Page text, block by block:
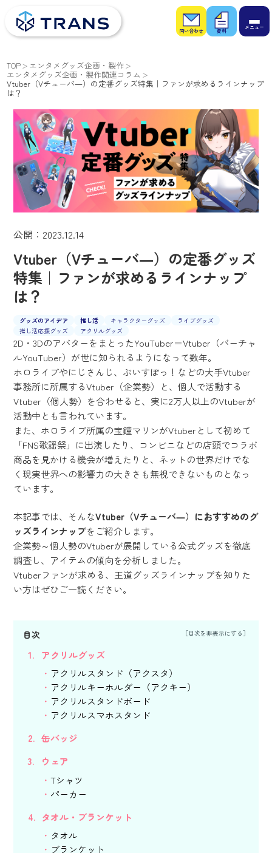
お問
い合
わせ
お役
立ち
資料
TOP エンタメグッズ企画・製作
エンタメグッズ企画・製作関連コラム
Vtuber（Vチューバ―）の定番グッズ特集｜ファンが求めるラインナップ
は？
公開：2023.12.14
Vtuber（Vチューバ―）の定番グッズ
特集｜ファンが求めるラインナップ
は？
グッズのアイデア 推し活 キャラクターグッズ
ライブグッズ
推し活応援グッズ
アクリルグッズ
2D・3DのアバターをまとったYouTuber＝Vtuber（バーチャ
ルYouTuber）が世に知られるようになって数年。
ホロライブやにじさんじ、ぶいすぽっ！などの大手Vtuber
事務所に所属するVtuber（企業勢）と、個人で活動する
Vtuber（個人勢）を合わせると、実に2万人以上のVtuberが
活動中とも言われています。
また、ホロライブ所属の宝鐘マリンがVtuberとして初めて
「FNS歌謡祭」に出演したり、コンビニなどの店頭でコラボ
商品を見かける機会が増えたりと、ネットの世界だけでな
く現実世界への影響力の大きさも無視できないものとなっ
ています。
本記事では、そんなVtuber（Vチューバ―）におすすめのグ
ッズラインナップをご紹介します。
企業勢～個人勢のVtuberが展開している公式グッズを徹底
調査し、アイテムの傾向を分析しました。
Vtuberファンが求める、王道グッズラインナップを知りた
い方はぜひご一読ください。
目次
アクリルグッズ
アクリルスタンド（アクスタ）
アクリルキーホルダー（アクキー）
アクリルスタンドボード
アクリルスマホスタンド
缶バッジ
ウェア
Tシャツ
パーカー
タオル・ブランケット
タオル
ブランケット